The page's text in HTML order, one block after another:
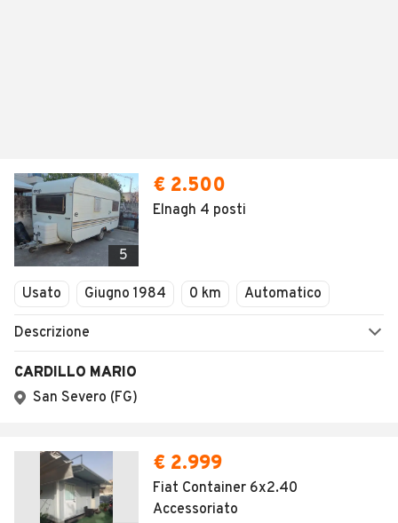
5
€ 2.500
Elnagh 4 posti
Usato Giugno 1984 0 km Automatico
Descrizione
CARDILLO MARIO
San Severo (FG)
€ 2.999
Fiat Container 6x2.40
Accessoriato